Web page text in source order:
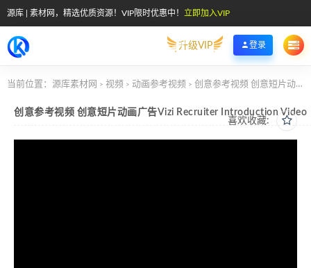
源库 | 素材网，精选优质资源！VIP限时优惠中！ 立即加入VIP
升级VIP 登录
当前位置： 源库素材网 > 视频 > 动画参考视频 > 创意参考视频 创意短片动画广告Vizi Recruiter Introduction Video
喜欢收藏:
创意参考视频 创意短片动画广告Vizi Recruiter Introduction Video